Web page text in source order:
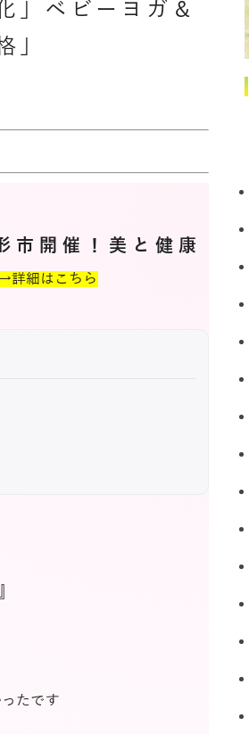
」ベビーヨガ＆
」
開催！美と健康
詳細はこちら
たです